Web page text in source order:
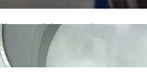
Naprawa elektrowrzeciona
HARDINGE
5 kwietnia, 2025